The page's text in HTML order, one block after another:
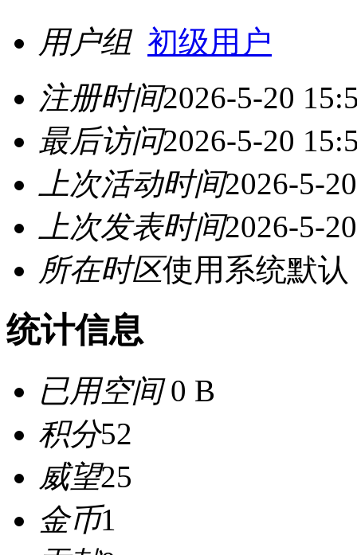
用户组 初级用户
注册时间2026-5-20
最后访问2026-5-20
上次活动时间2026-5-
上次发表时间2026-5-
所在时区使用系统默认
统计信息
已用空间0 B
积分52
威望25
金币1